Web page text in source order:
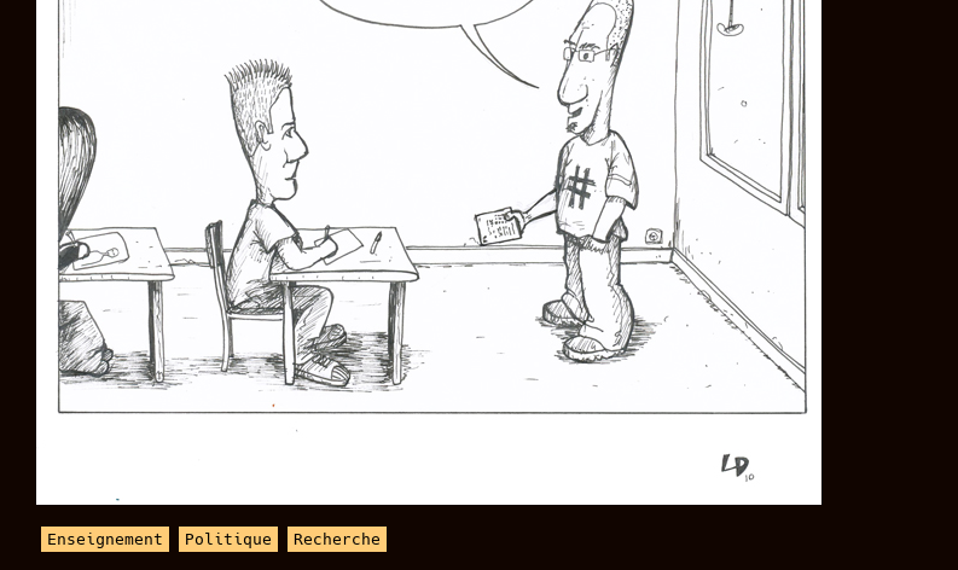
Enseignement Politique Recherche